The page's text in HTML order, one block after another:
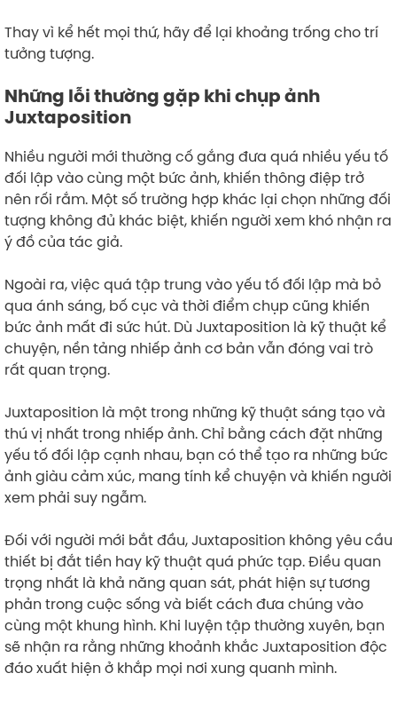
Thay vì kể hết mọi thứ, hãy để lại khoảng trống cho trí
tưởng tượng.
Những lỗi thường gặp khi chụp ảnh
Juxtaposition
Nhiều người mới thường cố gắng đưa quá nhiều yếu tố
đối lập vào cùng một bức ảnh, khiến thông điệp trở
nên rối rắm. Một số trường hợp khác lại chọn những đối
tượng không đủ khác biệt, khiến người xem khó nhận ra
ý đồ của tác giả.
Ngoài ra, việc quá tập trung vào yếu tố đối lập mà bỏ
qua ánh sáng, bố cục và thời điểm chụp cũng khiến
bức ảnh mất đi sức hút. Dù Juxtaposition là kỹ thuật kể
chuyện, nền tảng nhiếp ảnh cơ bản vẫn đóng vai trò
rất quan trọng.
Juxtaposition là một trong những kỹ thuật sáng tạo và
thú vị nhất trong nhiếp ảnh. Chỉ bằng cách đặt những
yếu tố đối lập cạnh nhau, bạn có thể tạo ra những bức
ảnh giàu cảm xúc, mang tính kể chuyện và khiến người
xem phải suy ngẫm.
Đối với người mới bắt đầu, Juxtaposition không yêu cầu
thiết bị đắt tiền hay kỹ thuật quá phức tạp. Điều quan
trọng nhất là khả năng quan sát, phát hiện sự tương
phản trong cuộc sống và biết cách đưa chúng vào
cùng một khung hình. Khi luyện tập thường xuyên, bạn
sẽ nhận ra rằng những khoảnh khắc Juxtaposition độc
đáo xuất hiện ở khắp mọi nơi xung quanh mình.